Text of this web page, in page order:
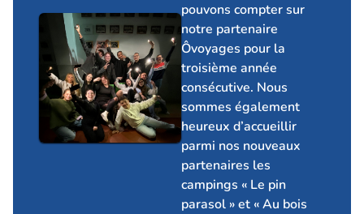
pouvons compter sur
notre partenaire
Ôvoyages pour la
troisième année
consécutive. Nous
sommes également
heureux d’accueillir
parmi nos nouveaux
partenaires les
campings « Le pin
parasol » et « Au bois